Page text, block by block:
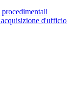
d'ufficio